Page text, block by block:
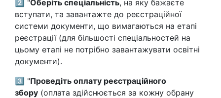
2️⃣ "Оберіть спеціальність, на яку бажаєте
вступати, та завантажте до реєстраційної
системи документи, що вимагаються на етапі
реєстрації (для більшості спеціальностей на
цьому етапі не потрібно завантажувати освітні
документи).
3️⃣ "Проведіть оплату реєстраційного
збору (оплата здійснюється за кожну обрану